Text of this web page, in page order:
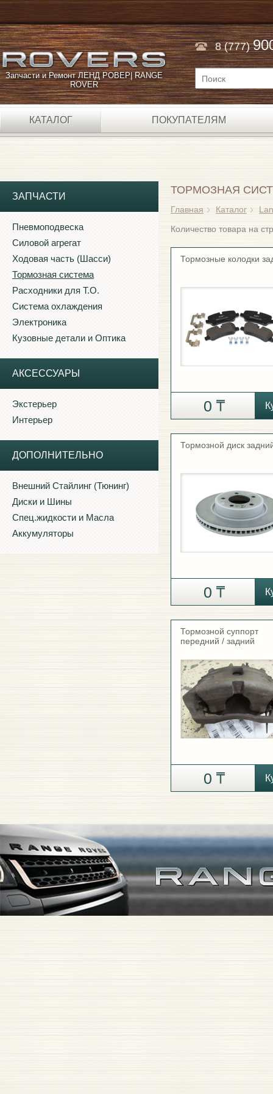
Запчасти и Ремонт ЛЕНД РОВЕР| RANGE
ROVER
8 (777)
КАТАЛОГ ПОКУПАТЕЛЯМ
ЗАПЧАСТИ
Пневмоподвеска
Силовой агрегат
Ходовая часть (Шасси)
Тормозная система
Расходники для Т.О.
Система охлаждения
Электроника
Кузовные детали и Оптика
АКСЕССУАРЫ
Экстерьер
Интерьер
ДОПОЛНИТЕЛЬНО
Внешний Стайлинг (Тюнинг)
Диски и Шины
Спец.жидкости и Масла
Аккумуляторы
ТОРМОЗНАЯ
Главная Каталог
Количество товара на
Тормозные колодки
0
Тормозной диск
0
Тормозной суппорт
передний / задний
0